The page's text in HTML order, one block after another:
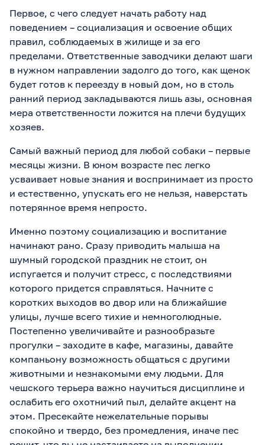
Первое, с чего следует начать работу над
поведением – социализация и освоение общих
правил, соблюдаемых в жилище и за его
пределами. Ответственные заводчики делают шаги
в нужном направлении задолго до того, как щенок
будет готов к переезду в новый дом, но в столь
ранний период закладываются лишь азы, основная
мера ответственности ложится на плечи будущих
хозяев.
Самый важный период для любой собаки – первые
месяцы жизни. В юном возрасте пес легко
усваивает новые знания и воспринимает из просто
и естественно, упускать его не нельзя, наверстать
потерянное время непросто.
Именно поэтому социализацию и воспитание
начинают рано. Сразу приводить малыша на
шумный городской праздник не стоит, он
испугается и получит стресс, с последствиями
которого придется справляться. Начните с
коротких выходов во двор или на ближайшие
улицы, лучше всего тихие и немноголюдные.
Постепенно увеличивайте и разнообразьте
прогулки – заходите в кафе, магазины, давайте
компаньону возможность общаться с другими
животными и незнакомыми ему людьми. Для
чешского терьера важно научиться дисциплине и
ослабить его охотничий пыл, делайте акцент на
этом. Пресекайте нежелательные порывы
спокойно и твердо, без промедления, иначе пес